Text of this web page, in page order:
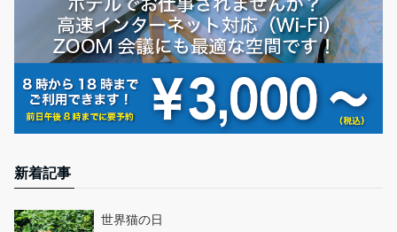
新着記事
世界猫の日